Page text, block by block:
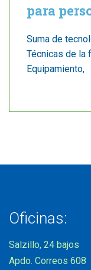
para
Suma de
Técnicas de la
Equipamiento,
Oficinas:
Salzillo, 24 bajos
Apdo. Correos 608